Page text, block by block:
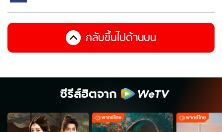
กลับขึ้นไปด้านบน
ซีรีส์ฮิตจาก